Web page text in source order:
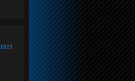
1923